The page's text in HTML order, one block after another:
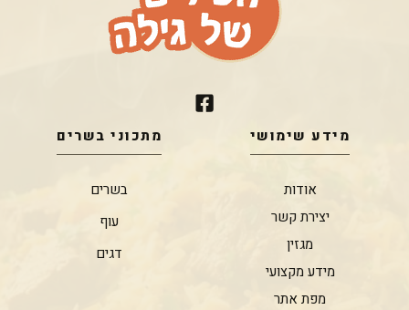
מידע שימושי
אודות
יצירת קשר
מגזין
מידע מקצועי
מפת אתר
מתכוני בשרים
בשרים
עוף
דגים